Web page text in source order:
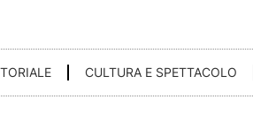
CULTURA E SPETTACOLO